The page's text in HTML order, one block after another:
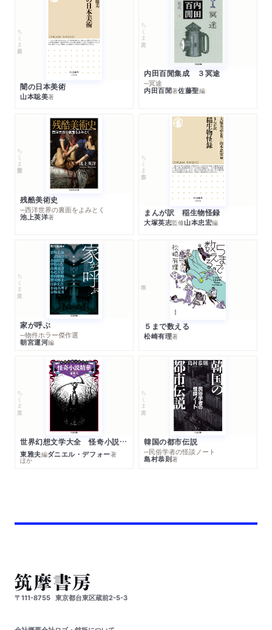
ちくま新書
闇の日本美術
山本聡美著
ちくま文庫
内田百閒集成 ３冥途
─冥途
内田百閒著佐藤聖編
ちくま学芸文庫
残酷美術史
─西洋世界の裏面をよみとく
池上英洋著
ちくま新書
まんが訳 稲生物怪録
大塚英志監修山本忠宏編
ちくま文庫
家が呼ぶ
─物件ホラー傑作選
朝宮運河編
５まで数える
松崎有理著
ちくま文庫
世界幻想文学大全 怪奇小説精華
東雅夫編ダニエル・デフォー著
ほか
ちくま文庫
韓国の都市伝説
─民俗学者の怪談ノート
島村恭則著
〒111-8755 東京都台東区蔵前2-5-3